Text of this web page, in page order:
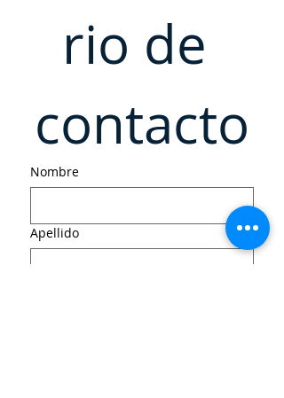
rio de
contacto
Nombre
Apellido